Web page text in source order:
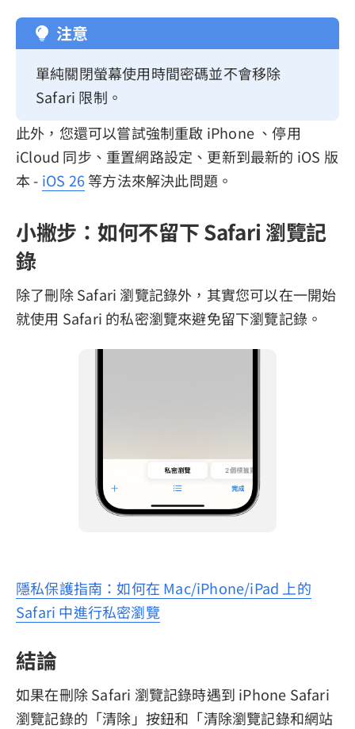
注意
單純關閉螢幕使用時間密碼並不會移除
Safari 限制。
此外，您還可以嘗試強制重啟 iPhone 、停用
iCloud 同步、重置網路設定、更新到最新的 iOS 版
本 - iOS 26等方法來解決此問題。
小撇步：如何不留下 Safari 瀏覽記
錄
除了刪除 Safari 瀏覽記錄外，其實您可以在一開始
就使用 Safari 的私密瀏覽來避免留下瀏覽記錄。
隱私保護指南：如何在 Mac/iPhone/iPad 上的
Safari 中進行私密瀏覽
結論
如果在刪除 Safari 瀏覽記錄時遇到 iPhone Safari
瀏覽記錄的「清除」按鈕和「清除瀏覽記錄和網站